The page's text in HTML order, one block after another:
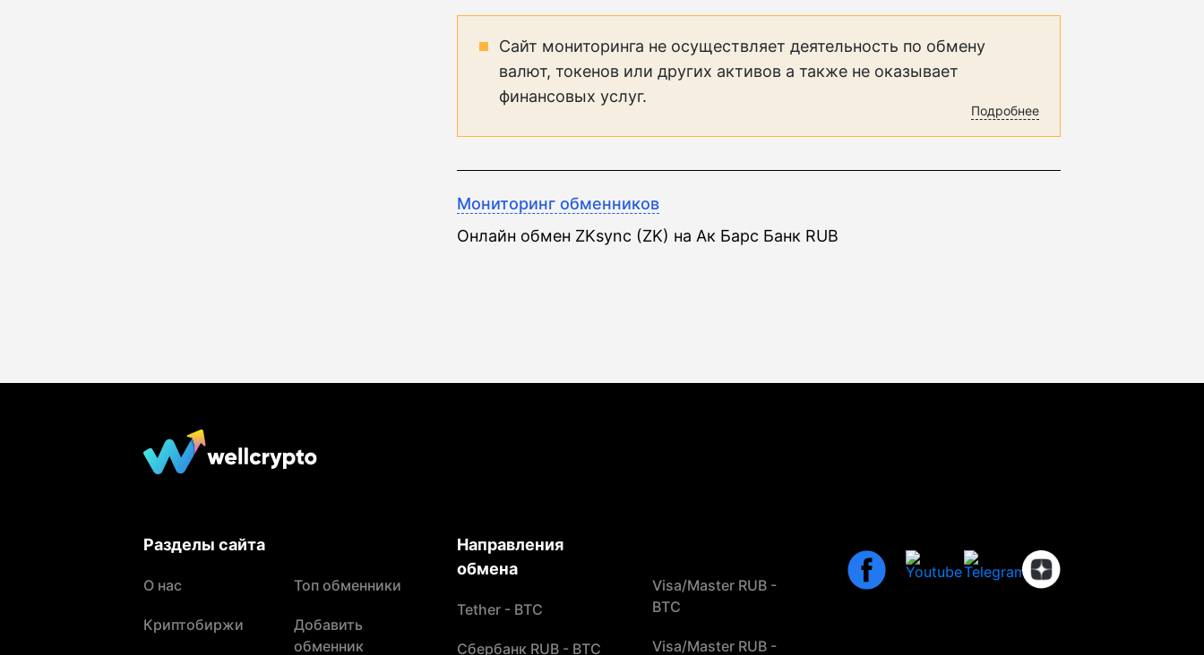
Сайт мониторинга не осуществляет деятельность по обмену
валют, токенов или других активов а также не оказывает
финансовых услуг.
Подробнее
Мониторинг обменников
Онлайн обмен ZKsync (ZK) на Ак Барс Банк RUB
Разделы сайта
О нас
Криптобиржи
Топ обменники
Добавить
обменник
Направления
обмена
Tether - BTC
Сбербанк RUB - BTC
Visa/Master RUB -
BTC
Visa/Master RUB -